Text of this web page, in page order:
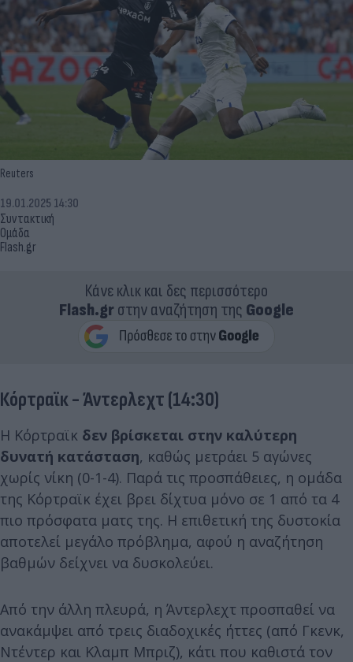
Reuters
Συντακτική
Ομάδα
Flash.gr
19.01.2025 14:30
Κάνε κλικ και δες περισσότερο
Flash.grστην αναζήτηση της Google
Κόρτραϊκ - Άντερλεχτ (14:30)
Η Κόρτραϊκ δεν βρίσκεται στην καλύτερη
δυνατή κατάσταση, καθώς μετράει 5 αγώνες
χωρίς νίκη (0-1-4). Παρά τις προσπάθειες, η ομάδα
της Κόρτραϊκ έχει βρει δίχτυα μόνο σε 1 από τα 4
πιο πρόσφατα ματς της. Η επιθετική της δυστοκία
αποτελεί μεγάλο πρόβλημα, αφού η αναζήτηση
βαθμών δείχνει να δυσκολεύει.
Από την άλλη πλευρά, η Άντερλεχτ προσπαθεί να
ανακάμψει από τρεις διαδοχικές ήττες (από Γκενκ,
Ντέντερ και Κλαμπ Μπριζ), κάτι που καθιστά τον